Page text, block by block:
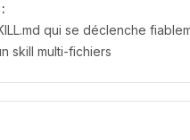
qui se déclenche
skill multi-fichiers